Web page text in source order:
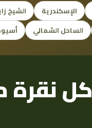
الإسكندرية الشيخ زايد
الساحل الشمالي
كل